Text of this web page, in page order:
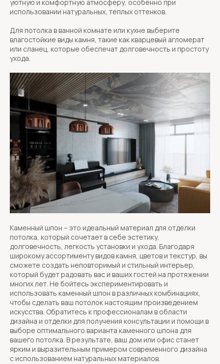
уютную и комфортную атмосферу, особенно при
использовании натуральных, теплых оттенков.
Для потолка в ванной комнате или кухне выберите
влагостойкие виды камня, такие как кварцевый агломерат
или сланец, которые обеспечат долговечность и простоту
ухода.
Каменный шпон – это идеальный материал для отделки
потолка, который сочетает в себе эстетику,
долговечность, легкость установки и ухода. Благодаря
широкому ассортименту видов камня, цветов и текстур, вы
сможете создать неповторимый и стильный интерьер,
который будет радовать вас и ваших гостей на протяжении
многих лет. Не бойтесь экспериментировать и
использовать каменный шпон в различных комбинациях,
чтобы сделать ваш потолок настоящим произведением
искусства. Обратитесь к профессионалам в области
дизайна и отделки для получения консультации и помощи в
выборе оптимального варианта каменного шпона для
вашего потолка. В результате, ваш дом или офис станет
ярким и выразительным примером современного дизайна
с использованием натуральных материалов.